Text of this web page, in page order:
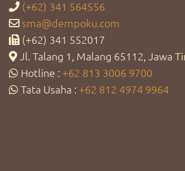
(+62) 341 564556
sma@dempoku.com
(+62) 341 552017
Jl. Talang 1, Malang 65112, Jawa
Hotline : +62 813 3006 9700
Tata Usaha : +62 812 4974 9964